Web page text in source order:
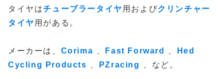
タイヤはチューブラータイヤ 用およびクリンチャー
タイヤ 用がある。
メーカーは、 Corima Fast Forward
Hed
Cycling Products
PZracing 、など。